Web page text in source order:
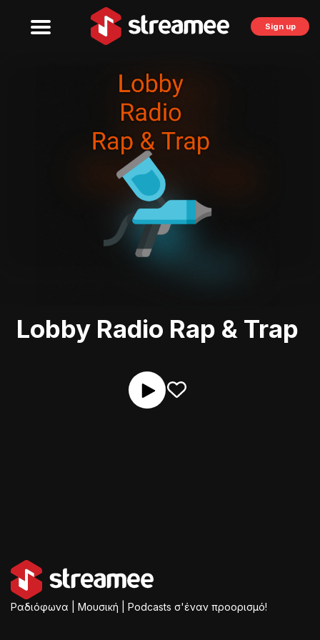
Sign up
Lobby Radio Rap & Trap
Ραδιόφωνα | Μουσική | Podcasts σ'έναν προορισμό!